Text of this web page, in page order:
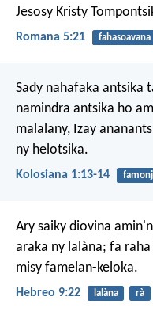
Jesosy Kristy
Romana 5:21 fahasoavana
Sady nahafaka antsika
namindra antsika ho
malalany, Izay
ny helotsika.
Kolosiana 1:13-14
Ary saiky diovina
araka ny lalàna; fa
misy famelan-keloka.
Hebreo 9:22 lalàna rà